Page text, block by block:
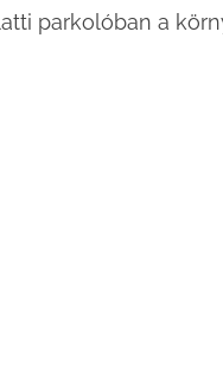
parkolóban a